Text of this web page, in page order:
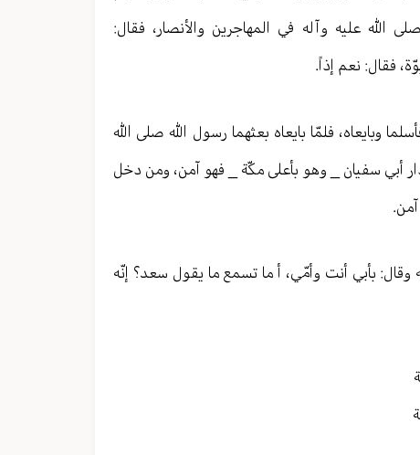
الله عليه وآله في المهاجرين والأنصار، فقال:
فقال: نعم إذاً.
وبايعاه، فلمّا بايعاه بعثهما رسول الله صلى الله
أبي سفيان _ وهو بأعلى مكّة _ فهو آمن، ومن دخل
وقال: بأبي أنت وأمّي، أ ما تسمع ما يقول سعد؟ إنّه